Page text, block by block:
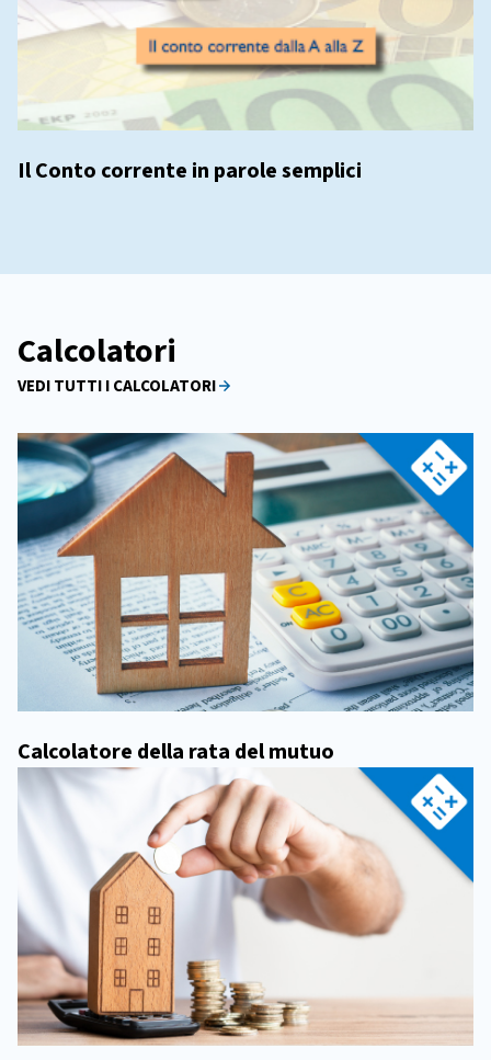
Il Conto corrente in parole semplici
Calcolatori
VEDI TUTTI I CALCOLATORI
Calcolatore della rata del mutuo